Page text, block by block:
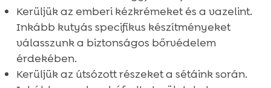
Kerüljük az emberi kézkrémeket és a vazelint.
Inkább kutyás specifikus készítményeket
válasszunk a biztonságos bőrvédelem
érdekében.
Kerüljük az útsózott részeket a sétáink során.